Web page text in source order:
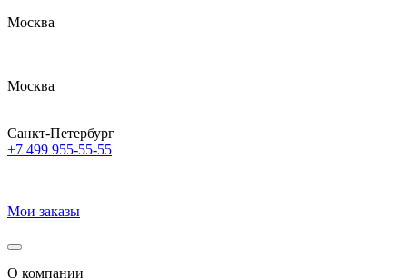
Москва
Москва
Санкт-Петербург
+7 499 955-55-55
Мои заказы
О компании